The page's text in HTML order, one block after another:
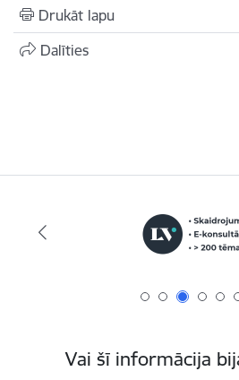
Drukāt lapu
Dalīties
Vai šī informācija